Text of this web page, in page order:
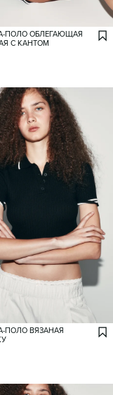
ПОЛО ОБЛЕГАЮЩАЯ
С КАНТОМ
ПОЛО ВЯЗАНАЯ